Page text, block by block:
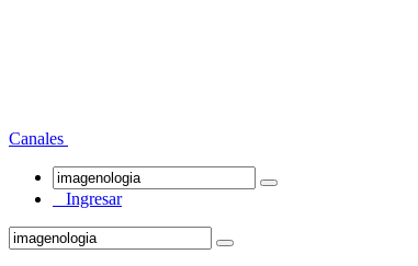
Canales
Ingresar